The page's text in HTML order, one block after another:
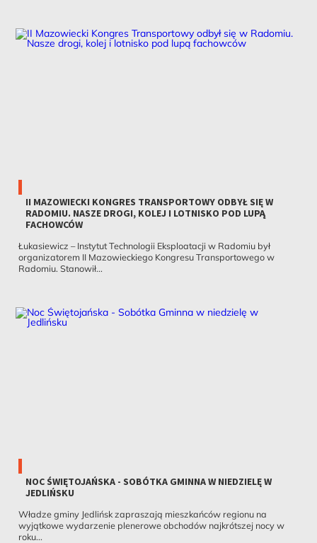
II MAZOWIECKI KONGRES TRANSPORTOWY ODBYŁ SIĘ W
RADOMIU. NASZE DROGI, KOLEJ I LOTNISKO POD LUPĄ
FACHOWCÓW
Łukasiewicz – Instytut Technologii Eksploatacji w Radomiu był
organizatorem II Mazowieckiego Kongresu Transportowego w
Radomiu. Stanowił...
NOC ŚWIĘTOJAŃSKA - SOBÓTKA GMINNA W NIEDZIELĘ W
JEDLIŃSKU
Władze gminy Jedlińsk zapraszają mieszkańców regionu na
wyjątkowe wydarzenie plenerowe obchodów najkrótszej nocy w
roku...